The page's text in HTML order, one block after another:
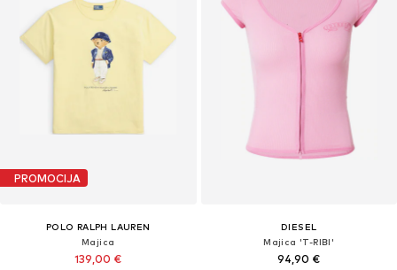
PROMOCIJA
POLO RALPH LAUREN
Majica
139,00 €
DIESEL
Majica 'T-RIBI'
94,90 €